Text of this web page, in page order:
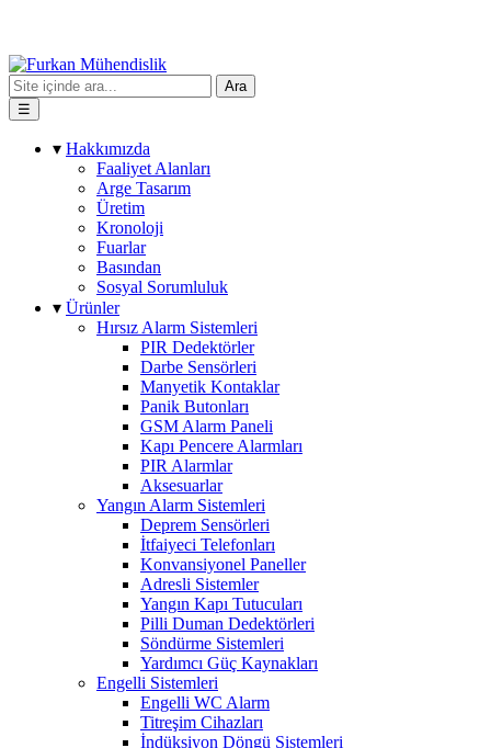
Ara
☰
▾ Hakkımızda
Faaliyet Alanları
Arge Tasarım
Üretim
Kronoloji
Fuarlar
Basından
Sosyal Sorumluluk
▾ Ürünler
Hırsız Alarm Sistemleri
PIR Dedektörler
Darbe Sensörleri
Manyetik Kontaklar
Panik Butonları
GSM Alarm Paneli
Kapı Pencere Alarmları
PIR Alarmlar
Aksesuarlar
Yangın Alarm Sistemleri
Deprem Sensörleri
İtfaiyeci Telefonları
Konvansiyonel Paneller
Adresli Sistemler
Yangın Kapı Tutucuları
Pilli Duman Dedektörleri
Söndürme Sistemleri
Yardımcı Güç Kaynakları
Engelli Sistemleri
Engelli WC Alarm
Titreşim Cihazları
İndüksiyon Döngü Sistemleri